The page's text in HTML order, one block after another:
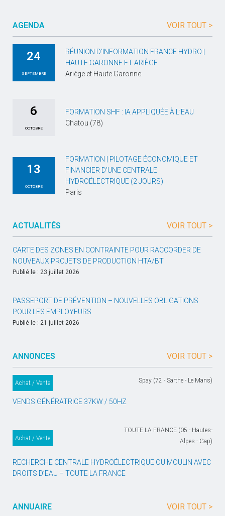
AGENDA VOIR TOUT >
24
SEPTEMBRE
RÉUNION D’INFORMATION FRANCE HYDRO |
HAUTE GARONNE ET ARIÈGE
Ariège et Haute Garonne
6
OCTOBRE
FORMATION SHF : IA APPLIQUÉE À L’EAU
Chatou (78)
13
OCTOBRE
FORMATION | PILOTAGE ÉCONOMIQUE ET
FINANCIER D’UNE CENTRALE
HYDROÉLECTRIQUE (2 JOURS)
Paris
ACTUALITÉS VOIR TOUT >
CARTE DES ZONES EN CONTRAINTE POUR RACCORDER DE
NOUVEAUX PROJETS DE PRODUCTION HTA/BT
Publié le : 23 juillet 2026
PASSEPORT DE PRÉVENTION – NOUVELLES OBLIGATIONS
POUR LES EMPLOYEURS
Publié le : 21 juillet 2026
ANNONCES VOIR TOUT >
Achat / Vente Spay (72 - Sarthe - Le Mans)
VENDS GÉNÉRATRICE 37KW / 50HZ
Achat / Vente
TOUTE LA FRANCE (05 - Hautes-
Alpes - Gap)
RECHERCHE CENTRALE HYDROÉLECTRIQUE OU MOULIN AVEC
DROITS D’EAU – TOUTE LA FRANCE
ANNUAIRE VOIR TOUT >